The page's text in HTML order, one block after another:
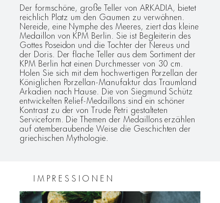
Der formschöne, große Teller von ARKADIA, bietet
reichlich Platz um den Gaumen zu verwöhnen.
Nereide, eine Nymphe des Meeres, ziert das kleine
Medaillon von KPM Berlin. Sie ist Begleiterin des
Gottes Poseidon und die Tochter der Nereus und
der Doris. Der flache Teller aus dem Sortiment der
KPM Berlin hat einen Durchmesser von 30 cm.
Holen Sie sich mit dem hochwertigen Porzellan der
Königlichen Porzellan-Manufaktur das Traumland
Arkadien nach Hause. Die von Siegmund Schütz
entwickelten Relief-Medaillons sind ein schöner
Kontrast zu der von Trude Petri gestalteten
Serviceform. Die Themen der Medaillons erzählen
auf atemberaubende Weise die Geschichten der
griechischen Mythologie.
IMPRESSIONEN